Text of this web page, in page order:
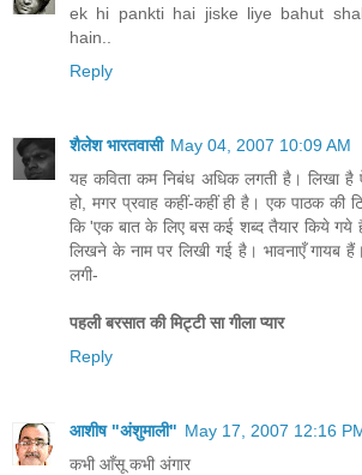
ek hi pankti hai jiske liye bahut
hain..
Reply
शैलेश भारतवासी May 04, 2007 10:09 AM
यह कविता कम निबंध अधिक लगती है। लिखा
हो, मगर प्रवाह कहीं-कहीं ही है। एक पाठक की
कि 'एक बात के लिए बस कई शब्द तैयार किये गये
लिखने के नाम पर लिखी गई है। भावनाएँ गायब
लगी-
पहली बरसात की मिट्टी सा गीला प्यार
Reply
आशीष "अंशुमाली" May 17, 2007 12:16
कभी आँसू कभी अंगार